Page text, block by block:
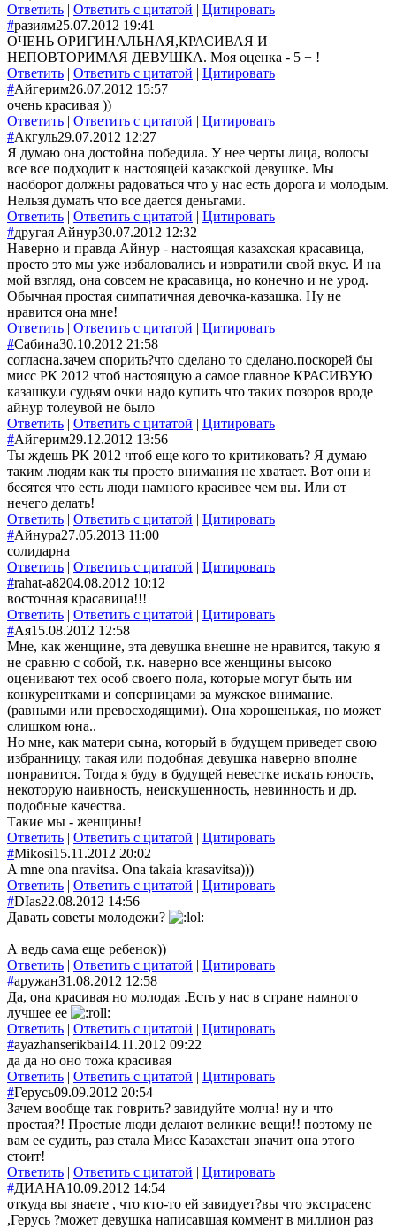
Ответить | Ответить с цитатой | Цитировать
#разиям25.07.2012 19:41
ОЧЕНЬ ОРИГИНАЛЬНАЯ,КРАСИВАЯ И
НЕПОВТОРИМАЯ ДЕВУШКА. Моя оценка - 5 + !
Ответить | Ответить с цитатой | Цитировать
#Айгерим26.07.2012 15:57
очень красивая ))
Ответить | Ответить с цитатой | Цитировать
#Акгуль29.07.2012 12:27
Я думаю она достойна победила. У нее черты лица, волосы
все все подходит к настоящей казакской девушке. Мы
наоборот должны радоваться что у нас есть дорога и молодым.
Нельзя думать что все дается деньгами.
Ответить | Ответить с цитатой | Цитировать
#другая Айнур30.07.2012 12:32
Наверно и правда Айнур - настоящая казахская красавица,
просто это мы уже избаловались и извратили свой вкус. И на
мой взгляд, она совсем не красавица, но конечно и не урод.
Обычная простая симпатичная девочка-казашка. Ну не
нравится она мне!
Ответить | Ответить с цитатой | Цитировать
#Сабина30.10.2012 21:58
согласна.зачем спорить?что сделано то сделано.поскорей бы
мисс РК 2012 чтоб настоящую а самое главное КРАСИВУЮ
казашку.и судьям очки надо купить что таких позоров вроде
айнур толеувой не было
Ответить | Ответить с цитатой | Цитировать
#Айгерим29.12.2012 13:56
Ты ждешь РК 2012 чтоб еще кого то критиковать? Я думаю
таким людям как ты просто внимания не хватает. Вот они и
бесятся что есть люди намного красивее чем вы. Или от
нечего делать!
Ответить | Ответить с цитатой | Цитировать
#Айнура27.05.2013 11:00
солидарна
Ответить | Ответить с цитатой | Цитировать
#rahat-a8204.08.2012 10:12
восточная красавица!!!
Ответить | Ответить с цитатой | Цитировать
#Ая15.08.2012 12:58
Мне, как женщине, эта девушка внешне не нравится, такую я
не сравню с собой, т.к. наверно все женщины высоко
оценивают тех особ своего пола, которые могут быть им
конкурентками и соперницами за мужское внимание.
(равными или превосходящими). Она хорошенькая, но может
слишком юна..
Но мне, как матери сына, который в будущем приведет свою
избранницу, такая или подобная девушка наверно вполне
понравится. Тогда я буду в будущей невестке искать юность,
некоторую наивность, неискушенность, невинность и др.
подобные качества.
Такие мы - женщины!
Ответить | Ответить с цитатой | Цитировать
#Mikosi15.11.2012 20:02
A mne ona nravitsa. Ona takaia krasavitsa)))
Ответить | Ответить с цитатой | Цитировать
#DIas22.08.2012 14:56
Давать советы молодежи?
А ведь сама еще ребенок))
Ответить | Ответить с цитатой | Цитировать
#аружан31.08.2012 12:58
Да, она красивая но молодая .Есть у нас в стране намного
лучшее еe
Ответить | Ответить с цитатой | Цитировать
#ayazhanserikbai14.11.2012 09:22
да да но оно тожа красивая
Ответить | Ответить с цитатой | Цитировать
#Герусь09.09.2012 20:54
Зачем вообще так говрить? завидуйте молча! ну и что
простая?! Простые люди делают великие вещи!! поэтому не
вам ее судить, раз стала Мисс Казахстан значит она этого
стоит!
Ответить | Ответить с цитатой | Цитировать
#ДИАНА10.09.2012 14:54
откуда вы знаете , что кто-то ей завидует?вы что экстрасенс
,Герусь ?может девушка написавшая коммент в миллион раз